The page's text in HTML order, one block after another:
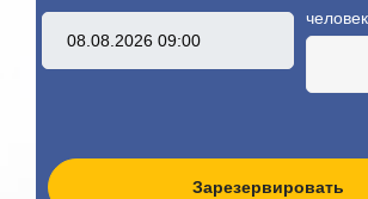
человек
Зарезервировать